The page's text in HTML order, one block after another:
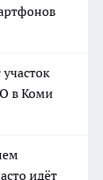
в Коми
идёт